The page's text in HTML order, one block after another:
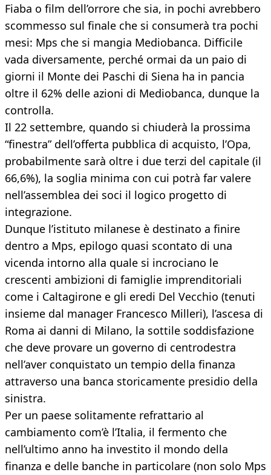
Fiaba o film dell’orrore che sia, in pochi avrebbero
scommesso sul finale che si consumerà tra pochi
mesi: Mps che si mangia Mediobanca. Difficile
vada diversamente, perché ormai da un paio di
giorni il Monte dei Paschi di Siena ha in pancia
oltre il 62% delle azioni di Mediobanca, dunque la
controlla.
Il 22 settembre, quando si chiuderà la prossima
“finestra” dell’offerta pubblica di acquisto, l’Opa,
probabilmente sarà oltre i due terzi del capitale (il
66,6%), la soglia minima con cui potrà far valere
nell’assemblea dei soci il logico progetto di
integrazione.
Dunque l’istituto milanese è destinato a finire
dentro a Mps, epilogo quasi scontato di una
vicenda intorno alla quale si incrociano le
crescenti ambizioni di famiglie imprenditoriali
come i Caltagirone e gli eredi Del Vecchio (tenuti
insieme dal manager Francesco Milleri), l’ascesa di
Roma ai danni di Milano, la sottile soddisfazione
che deve provare un governo di centrodestra
nell’aver conquistato un tempio della finanza
attraverso una banca storicamente presidio della
sinistra.
Per un paese solitamente refrattario al
cambiamento com’è l’Italia, il fermento che
nell’ultimo anno ha investito il mondo della
finanza e delle banche in particolare (non solo Mps